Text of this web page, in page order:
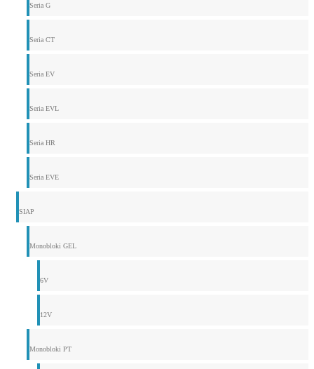
Seria G
Seria CT
Seria EV
Seria EVL
Seria HR
Seria EVE
SIAP
Monobloki GEL
6V
12V
Monobloki PT